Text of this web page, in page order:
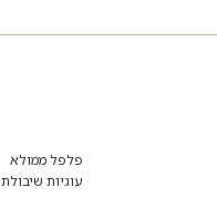
פלפל ממולא
עוגיות